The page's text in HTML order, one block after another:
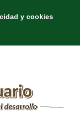
y cookies